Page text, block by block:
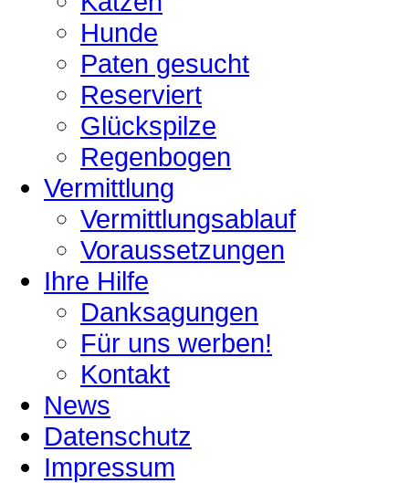
Hunde
Paten gesucht
Reserviert
Glückspilze
Regenbogen
Vermittlung
Vermittlungsablauf
Voraussetzungen
Ihre Hilfe
Danksagungen
Für uns werben!
Kontakt
News
Datenschutz
Impressum